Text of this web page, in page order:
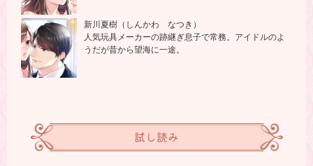
新川夏樹（しんかわ なつき）
人気玩具メーカーの跡継ぎ息子で常務。アイドルのよ
うだが昔から望海に一途。
試し読み